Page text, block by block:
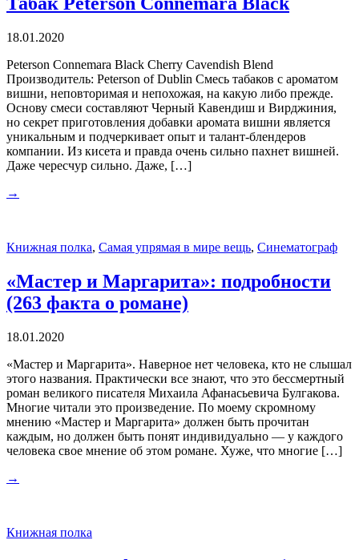
18.01.2020
Peterson Connemara Black Cherry Cavendish Blend
Производитель: Peterson of Dublin Смесь табаков с ароматом
вишни, неповторимая и непохожая, на какую либо прежде.
Основу смеси составляют Черный Кавендиш и Вирджиния,
но секрет приготовления добавки аромата вишни является
уникальным и подчеркивает опыт и талант-блендеров
компании. Из кисета и правда очень сильно пахнет вишней.
Даже чересчур сильно. Даже, […]
→
Книжная полка, Самая упрямая в мире вещь, Синематограф
«Мастер и Маргарита»: подробности
(263 факта о романе)
18.01.2020
«Мастер и Маргарита». Наверное нет человека, кто не слышал
этого названия. Практически все знают, что это бессмертный
роман великого писателя Михаила Афанасьевича Булгакова.
Многие читали это произведение. По моему скромному
мнению «Мастер и Маргарита» должен быть прочитан
каждым, но должен быть понят индивидуально — у каждого
человека свое мнение об этом романе. Хуже, что многие […]
→
Книжная полка